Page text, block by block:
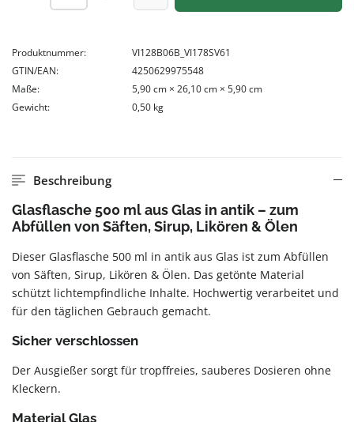
Produktnummer:
VI128B06B_VI178SV61
GTIN/EAN:
4250629975548
Maße:
5,90 cm × 26,10 cm × 5,90 cm
Gewicht:
0,50 kg
Beschreibung
Glasflasche 500 ml aus Glas in antik – zum
Abfüllen von Säften, Sirup, Likören & Ölen
Dieser Glasflasche 500 ml in antik aus Glas ist zum Abfüllen
von Säften, Sirup, Likören & Ölen. Das getönte Material
schützt lichtempfindliche Inhalte. Hochwertig verarbeitet und
für den täglichen Gebrauch gemacht.
Sicher verschlossen
Der Ausgießer sorgt für tropffreies, sauberes Dosieren ohne
Kleckern.
Material Glas